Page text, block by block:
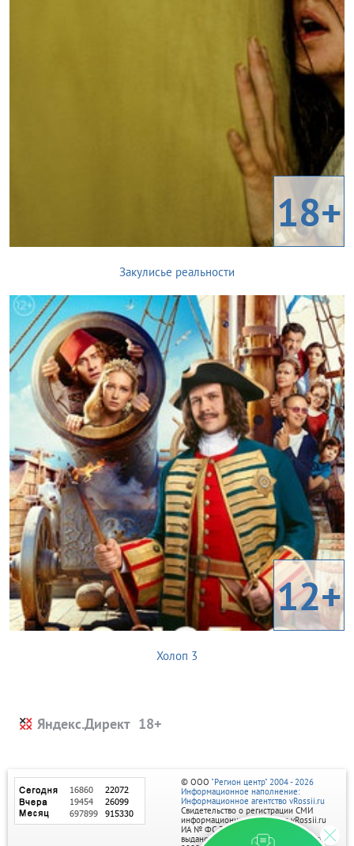
18+
Закулисье реальности
12+
Холоп 3
Яндекс.Директ
© ООО "Регион центр" 2004 - 2026
Информационное наполнение:
Информационное агентство vRossii.ru
Свидетельство о регистрации СМИ
информационного агентства vRossii.ru
ИА № ФС 77‑35502
выдано РОСКОМНАДЗОРом 04 марта